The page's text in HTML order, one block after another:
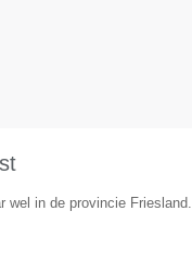
wel in de provincie Friesland.